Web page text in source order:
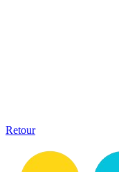
Retour